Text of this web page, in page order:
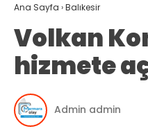
Ana Sayfa ›Balıkesir
Volkan
hizmete
Admin admin